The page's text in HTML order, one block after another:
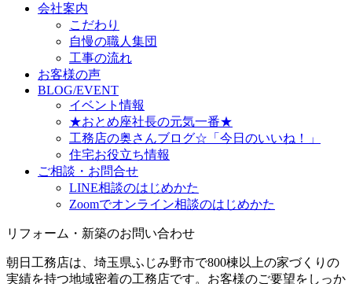
会社案内
こだわり
自慢の職人集団
工事の流れ
お客様の声
BLOG/EVENT
イベント情報
★おとめ座社長の元気一番★
工務店の奥さんブログ☆「今日のいいね！」
住宅お役立ち情報
ご相談・お問合せ
LINE相談のはじめかた
Zoomでオンライン相談のはじめかた
リフォーム・新築のお問い合わせ
朝日工務店は、埼玉県ふじみ野市で800棟以上の家づくりの
実績を持つ地域密着の工務店です。お客様のご要望をしっか